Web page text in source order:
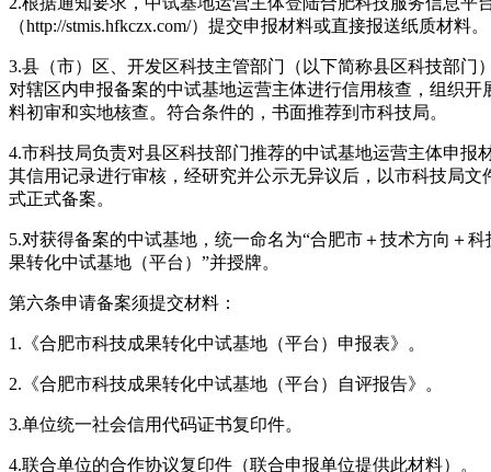
（http://stmis.hfkczx.com/）提交申报材料或直接报送纸质材料。
3.县（市）区、开发区科技主管部门（以下简称县区科技部门
对辖区内申报备案的中试基地运营主体进行信用核查，组织开
料初审和实地核查。符合条件的，书面推荐到市科技局。
4.市科技局负责对县区科技部门推荐的中试基地运营主体申报
其信用记录进行审核，经研究并公示无异议后，以市科技局文
式正式备案。
5.对获得备案的中试基地，统一命名为“合肥市＋技术方向＋科
果转化中试基地（平台）”并授牌。
第六条申请备案须提交材料：
1.《合肥市科技成果转化中试基地（平台）申报表》。
2.《合肥市科技成果转化中试基地（平台）自评报告》。
3.单位统一社会信用代码证书复印件。
4.联合单位的合作协议复印件（联合申报单位提供此材料）。